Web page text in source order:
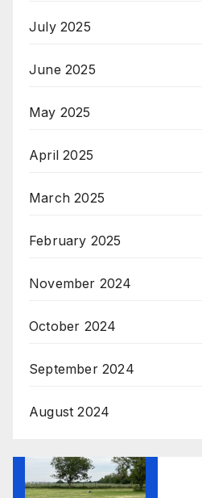
July 2025
June 2025
May 2025
April 2025
March 2025
February 2025
November 2024
October 2024
September 2024
August 2024